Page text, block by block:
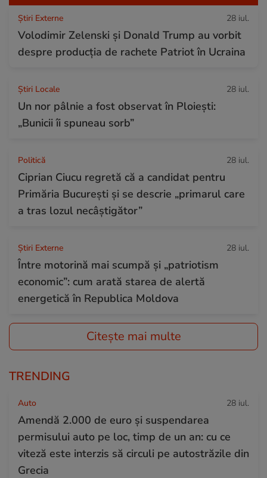
Știri Externe 28 iul.
Volodimir Zelenski și Donald Trump au vorbit
despre producția de rachete Patriot în Ucraina
Știri Locale 28 iul.
Un nor pâlnie a fost observat în Ploiești:
„Bunicii îi spuneau sorb”
Politică 28 iul.
Ciprian Ciucu regretă că a candidat pentru
Primăria București și se descrie „primarul care
a tras lozul necâștigător”
Știri Externe 28 iul.
Între motorină mai scumpă și „patriotism
economic”: cum arată starea de alertă
energetică în Republica Moldova
Citește mai multe
TRENDING
Auto 28 iul.
Amendă 2.000 de euro și suspendarea
permisului auto pe loc, timp de un an: cu ce
viteză este interzis să circuli pe autostrăzile din
Grecia